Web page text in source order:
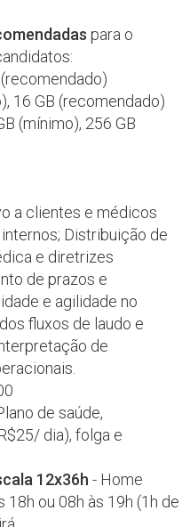
para o
16 GB (recomendado)
(mínimo), 256 GB
a clientes e médicos
Distribuição de
e diretrizes
de prazos e
e agilidade no
fluxos de laudo e
de
de saúde,
dia), folga e
12x36h - Home
18h ou 08h às 19h (1h de